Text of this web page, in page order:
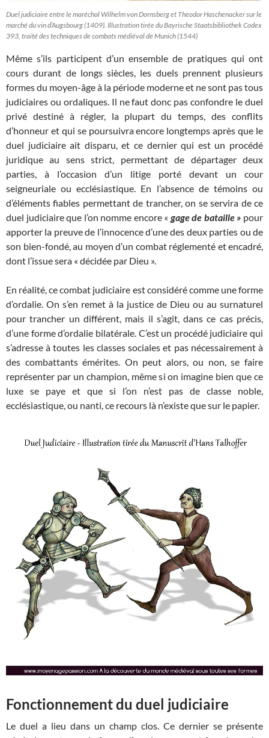
Duel judiciaire entre le maréchal Wilhelm von Dornsberg et Theodor Haschenacker sur le
marché du vin d’Augsbourg (1409). Illustration tirée du Bayrische Staatsbibliothek Codex
393, traité des techniques de combats médiéval de Munich (1544)
Même s’ils participent d’un ensemble de pratiques qui ont
cours durant de longs siècles, les duels prennent plusieurs
formes du moyen-âge à la période moderne et ne sont pas tous
judiciaires ou ordaliques. Il ne faut donc pas confondre le duel
privé destiné à régler, la plupart du temps, des conflits
d’honneur et qui se poursuivra encore longtemps après que le
duel judiciaire ait disparu, et ce dernier qui est un procédé
juridique au sens strict, permettant de départager deux
parties, à l’occasion d’un litige porté devant un cour
seigneuriale ou ecclésiastique. En l’absence de témoins ou
d’éléments fiables permettant de trancher, on se servira de ce
duel judiciaire que l’on nomme encore « gage de bataille » pour
apporter la preuve de l’innocence d’une des deux parties ou de
son bien-fondé, au moyen d’un combat réglementé et encadré,
dont l’issue sera « décidée par Dieu ».
En réalité, ce combat judiciaire est considéré comme une forme
d’ordalie. On s’en remet à la justice de Dieu ou au surnaturel
pour trancher un différent, mais il s’agit, dans ce cas précis,
d’une forme d’ordalie bilatérale. C’est un procédé judiciaire qui
s’adresse à toutes les classes sociales et pas nécessairement à
des combattants émérites. On peut alors, ou non, se faire
représenter par un champion, même si on imagine bien que ce
luxe se paye et que si l’on n’est pas de classe noble,
ecclésiastique, ou nanti, ce recours là n’existe que sur le papier.
Fonctionnement du duel judiciaire
Le duel a lieu dans un champ clos. Ce dernier se présente